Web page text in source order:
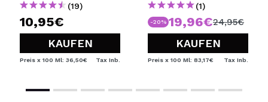
(19)
10,95€
KAUFEN
Preis x 100 Ml: 36,50€ Tax Inb.
(1)
-20% 19,96€24,95€
KAUFEN
Preis x 100 Ml: 83,17€ Tax Inb.